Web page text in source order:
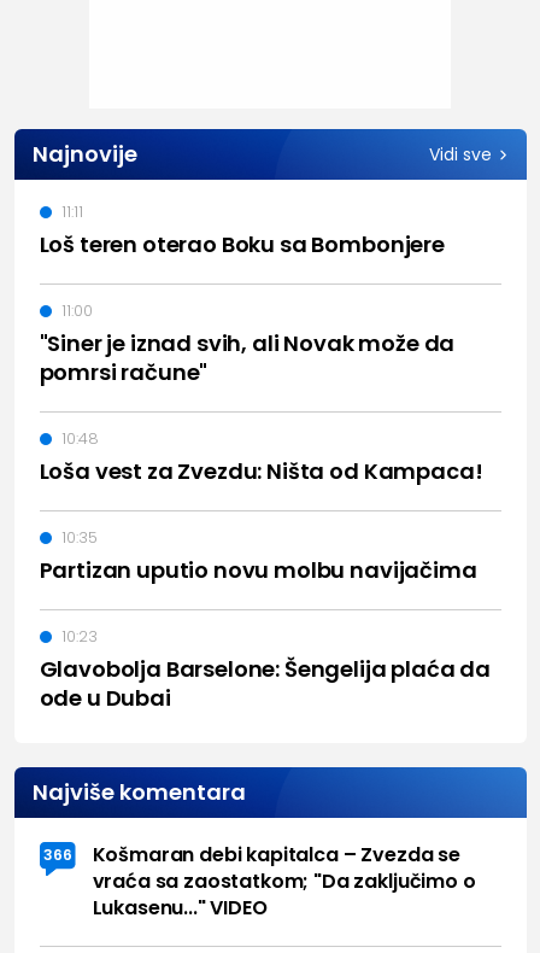
Najnovije Vidi sve
Loš teren oterao Boku sa Bombonjere
11:11
"Siner je iznad svih, ali Novak može da
pomrsi račune"
11:00
Loša vest za Zvezdu: Ništa od Kampaca!
10:48
Partizan uputio novu molbu navijačima
10:35
Glavobolja Barselone: Šengelija plaća da
ode u Dubai
10:23
Najviše komentara
366
Košmaran debi kapitalca – Zvezda se
vraća sa zaostatkom; "Da zaključimo o
Lukasenu..." VIDEO